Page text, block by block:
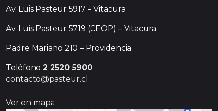
Av. Luis Pasteur 5917 – Vitacura
Av. Luis Pasteur 5719 (CEOP) – Vitacura
Padre Mariano 210 – Providencia
Teléfono 2 2520 5900
contacto@pasteur.cl
Ver en mapa